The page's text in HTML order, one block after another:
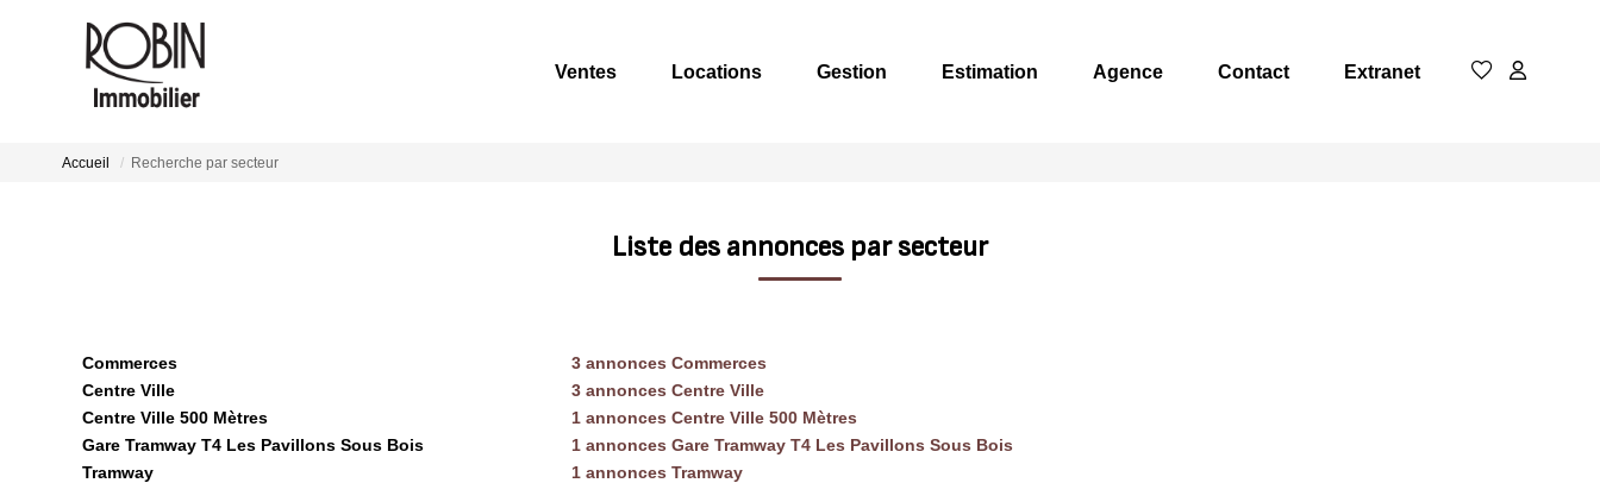
Ventes Locations Gestion Estimation Agence Contact Extranet
Accueil Recherche par secteur
Liste des annonces par secteur
Commerces
3 annonces Commerces
Centre Ville
3 annonces Centre Ville
Centre Ville 500 Mètres
1 annonces Centre Ville 500 Mètres
Gare Tramway T4 Les Pavillons Sous Bois
1 annonces Gare Tramway T4 Les Pavillons Sous Bois
Tramway
1 annonces Tramway